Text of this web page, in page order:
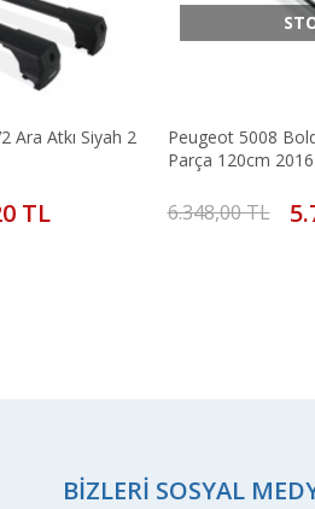
Ara Atkı Siyah 2
TL
Peugeot 5008
Parça 120cm 2016
6.348,00 TL
BIZLERI SOSYAL